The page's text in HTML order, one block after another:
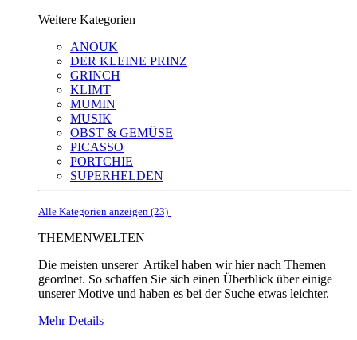
Weitere Kategorien
ANOUK
DER KLEINE PRINZ
GRINCH
KLIMT
MUMIN
MUSIK
OBST & GEMÜSE
PICASSO
PORTCHIE
SUPERHELDEN
Alle Kategorien anzeigen (23)
THEMENWELTEN
Die meisten unserer Artikel haben wir hier nach Themen
geordnet. So schaffen Sie sich einen Überblick über einige
unserer Motive und haben es bei der Suche etwas leichter.
Mehr Details